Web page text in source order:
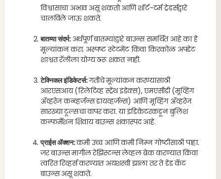
विश्वासाचा अभाव असू शकतो आणि शॉर्ट-टर्म ट्रेडर्सद्वारे
चालविले जाऊ शकते.
बातम्या संदर्भ: अर्थपूर्ण बातम्यांद्वारे बाउन्स समर्थित आहे का हे
मूल्यांकन करा. अस्पष्ट स्टेटमेंट किंवा किरकोळ अपडेट
शाश्वत रॅलीला योग्य ठरू शकत नाही.
टेक्निकल इंडिकेटर्स:गतीचे मूल्यांकन करण्यासाठी
आरएसआय (रिलेटिव्ह स्ट्रेंथ इंडेक्स), एमएसीडी (मूव्हिंग
ॲव्हरेज कन्व्हर्जन्स डायव्हर्जन्स) आणि मूव्हिंग ॲव्हरेज
सारख्या टूल्सचा वापर करा. या इंडिकेटरकडून बुलिश
कन्फर्मेशन शिवाय बाउन्स शंकास्पद आहे.
प्राईस ॲक्शन:कमी उच्च आणि कमी निम्न गोष्टींसाठी पाहा.
जर बाउन्स मागील रेझिस्टन्स लेव्हल ब्रेक करण्यात किंवा
त्वरित रिव्हर्स करण्यात अयशस्वी झाला तर ते डेड कॅट
बाउन्स असू शकते.